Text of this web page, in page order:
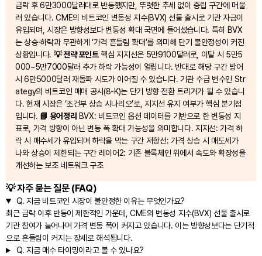
급락 후 6만3000달러대로 반등했지만, 뚜렷한 추세 없이 중립 구간에 머물
러 있습니다. CME의 비트코인 변동성 지수(BVX) 선물 출시로 기관 자금이
유입되며, 시장은 방향성보다 변동성 확대 국면에 들어섰습니다. 특히 BVX
는 상승·하락과 무관하게 ‘가격 흔들림 확대’를 의미해 단기 불안정성이 커진
상황입니다. 💡 전략 포인트핵심 지지선은 5만9100달러로, 이탈 시 5만5
000~5만7000달러 추가 하락 가능성이 열립니다. 반대로 해당 구간 방어
시 6만5000달러 재돌파 시도가 이어질 수 있습니다. 기관 수급 변수인 Str
ategy의 비트코인 매매 공시(8-K)는 단기 방향 전환 트리거가 될 수 있습니
다. 현재 시장은 ‘조건부 상승 시나리오’로, 지지선 유지 여부가 핵심 분기점
입니다. 📘 용어정리 BVX: 비트코인 옵션 데이터를 기반으로 한 변동성 지
표로, 가격 방향이 아닌 변동 폭 확대 가능성을 의미합니다. 지지선: 가격 하
락 시 매수세가 유입되며 하락을 막는 구간 저항선: 가격 상승 시 매도세가
나와 상승이 제한되는 구간 레이어2: 기존 블록체인 위에서 속도와 확장성을
개선하는 보조 네트워크 구조
💡 자주 묻는 질문 (FAQ)
Q. 지금 비트코인 시장이 불안정한 이유는 무엇인가요?
최근 급락 이후 반등이 제한적인 가운데, CME의 변동성 지수(BVX) 선물 출시로
기관 참여가 늘어나며 가격 변동 폭이 커지고 있습니다. 이는 방향성보다는 단기적
으로 흔들림이 커지는 장세로 해석됩니다.
Q. 지금 매수 타이밍이라고 볼 수 있나요?